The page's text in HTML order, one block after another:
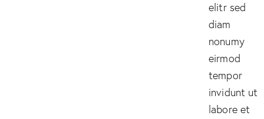
elitr sed
diam
nonumy
eirmod
tempor
invidunt ut
labore et